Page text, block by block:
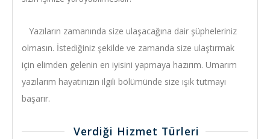
Yazıların zamanında size ulaşacağına dair şüpheleriniz
olmasın. İstediğiniz şekilde ve zamanda size ulaştırmak
için elimden gelenin en iyisini yapmaya hazırım. Umarım
yazılarım hayatınızın ilgili bölümünde size ışık tutmayı
başarır.
Verdiği Hizmet Türleri